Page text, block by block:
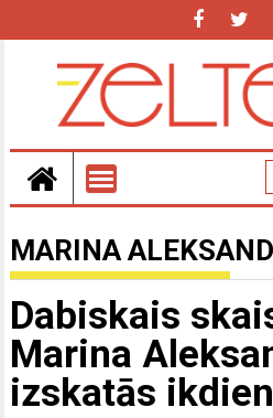
MARINA
Dabiskais
Marina
izskatās